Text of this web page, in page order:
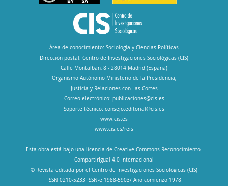
Área de conocimiento: Sociología y Ciencias Políticas
Dirección postal: Centro de Investigaciones Sociológicas (CIS)
Calle Montalbán, 8 - 28014 Madrid (España)
Organismo Autónomo Ministerio de la Presidencia,
Justicia y Relaciones con Las Cortes
Correo electrónico: publicaciones@cis.es
Soporte técnico: consejo.editorial@cis.es
www.cis.es
www.cis.es/reis
Esta obra está bajo una licencia de Creative Commons Reconocimiento-
CompartirIgual 4.0 Internacional
© Revista editada por el Centro de Investigaciones Sociológicas (CIS)
ISSN 0210-5233 ISSN-e 1988-5903/ Año comienzo 1978